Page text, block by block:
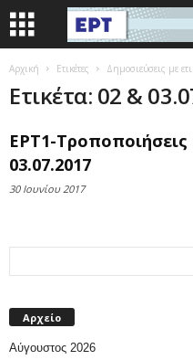
Αρχική Ετικέτες Δημοσιεύσεις με
Ετικέτα: 02 &
ΕΡΤ1-
03.07.2017
30 Ιουνίου 2017
Αρχείο
Αύγουστος 2026